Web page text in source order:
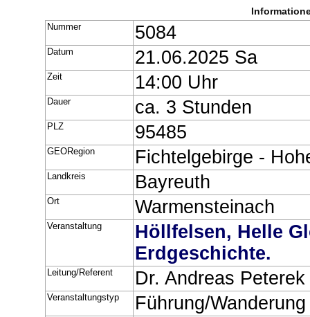
Nummer 5084
Datum 21.06.2025 Sa
Zeit 14:00 Uhr
Dauer ca. 3 Stunden
PLZ 95485
GEORegion Fichtelgebirge -
Landkreis Bayreuth
Ort Warmensteinach
Veranstaltung
Höllfelsen, Helle
Erdgeschichte.
Leitung/Referent Dr. Andreas
Veranstaltungstyp Führung/Wanderung